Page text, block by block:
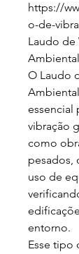
https://
o-de-
Laudo de
Ambiental
O Laudo
essencial
vibração
como
pesados,
uso de
entorno.
Esse tipo